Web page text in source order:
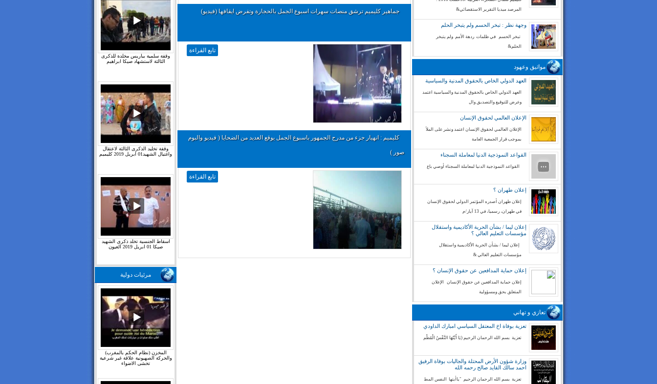
المرصد ميديا التقرير الاستقصائي&
وجهة نظر : تبخر الحسم ولم يتبخر الحلم
تبخر الحسم في ظلمات ردهة الأمم ولم يتبخر
الحلم&
مواثيق وعهود
العهد الدولي الخاص بالحقوق المدنية والسياسية
العهد الدولي الخاص بالحقوق المدنية والسياسية اعتمد
وعرض للتوقيع والتصديق وال
الإعلان العالمي لحقوق الإنسان
الإعلان العالمي لحقوق الإنسان اعتمد ونشر على الملأ
بموجب قرار الجمعية العامة
القواعد النموذجية الدنيا لمعاملة السجناء
القواعد النموذجية الدنيا لمعاملة السجناء أوصي باع
إعلان طهران ؟
إعلان طهران أصدره المؤتمر الدولي لحقوق الإنسان
في طهران، رسميا، في 13 آيار/م
إعلان ليما / بشأن الحرية الأكاديمية واستقلال
مؤسسات التعليم العالي ؟
إعلان ليما / بشأن الحرية الأكاديمية واستقلال
مؤسسات التعليم العالي &
إعلان حماية المدافعين عن حقوق الإنسان ؟
إعلان حماية المدافعين عن حقوق الإنسان الإعلان
المتعلق بحق ومسؤولية
تعازي و تهاني
تعزية بوفاة اخ المعتقل السياسي امبارك الداودي
تعزية بسم الله الرحمان الرحيم (يَا أَيَّتُهَا النَّفْسُ الْمُطْم
وزارة شؤون الأرض المحتلة والجاليات بوفاة الرفيق
احمد سالك القايد صالح رحمه الله
تعزية بسم الله الرحمان الرحيم "ياأيتها النفس المط
وقفة سلمية بباريس مخلدة للذكرى
الثالثة لاستشهاد صيكا ابراهيم
وقفة تخليد الذكرى الثالثة لاعتقال
واغتيال الشهيد01 ابريل 2019 كليميم
اسقاط الجنسية تخلد ذكرى الشهيد
صيكا 01 ابريل 2019 العيون
مرئيات دولية
المخزن (نظام الحكم بالمغرب)
والحركة الصهيونية علاقة غير شرعية
تخشى الاضواء
جماهير كليميم ترشق منصات سهرات اسبوع الجمل بالحجارة وتفرض ايقافها (فيديو)
تابع القراءة
كليميم : انهيار جزء من مدرج الجمهور باسبوع الجمل يوقع العديد من الضحايا ( فيديو والبوم
صور )
تابع القراءة